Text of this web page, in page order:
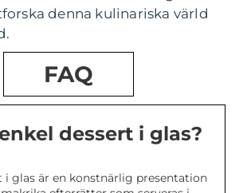
denna kulinariska värld
FAQ
dessert i glas?
i glas är en konstnärlig presentation